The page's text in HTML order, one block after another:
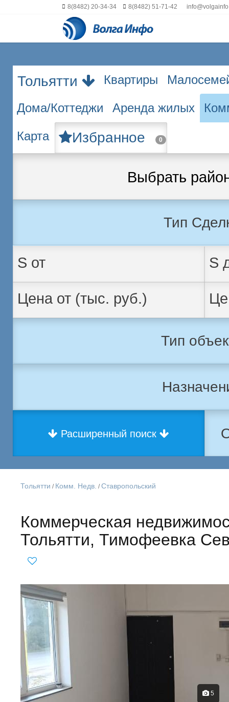
8(8482) 20-34-34 8(8482) 51-71-42
Тольятти Квартиры
Дома/Коттеджи Аренда жилых
Карта Избранное 0
Выбрать
Тип
Тип
Расширенный поиск
Тольятти / Комм. Недв. /Ставропольский
Коммерческая
Тольятти, Тимофеевка
5